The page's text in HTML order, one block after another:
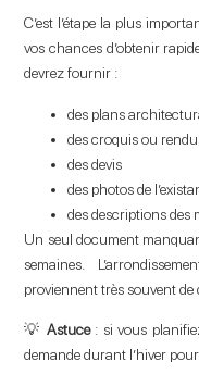
C’est l’étape la plus
vos chances d’obtenir
devrez fournir :
des plans
des croquis ou
des devis
des photos de
des descriptions des
Un seul document
semaines.
proviennent très souvent de
💡 Astuce: si vous
demande durant l’hiver